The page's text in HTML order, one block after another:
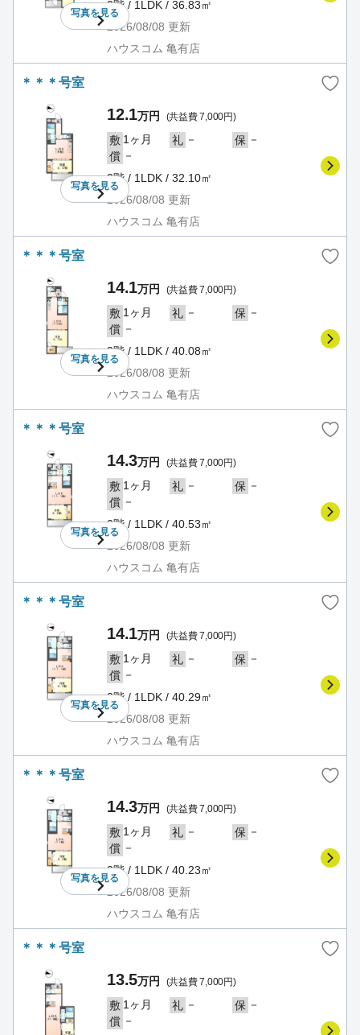
写真を見る
2階 / 1LDK / 36.83㎡
2026/08/08 更新
ハウスコム 亀有店
＊＊＊号室
写真を見る
12.1万円 (共益費 7,000円)
敷 1ヶ月 礼 － 保 －
償 －
2階 / 1LDK / 32.10㎡
2026/08/08 更新
ハウスコム 亀有店
＊＊＊号室
写真を見る
14.1万円 (共益費 7,000円)
敷 1ヶ月 礼 － 保 －
償 －
2階 / 1LDK / 40.08㎡
2026/08/08 更新
ハウスコム 亀有店
＊＊＊号室
写真を見る
14.3万円 (共益費 7,000円)
敷 1ヶ月 礼 － 保 －
償 －
2階 / 1LDK / 40.53㎡
2026/08/08 更新
ハウスコム 亀有店
＊＊＊号室
写真を見る
14.1万円 (共益費 7,000円)
敷 1ヶ月 礼 － 保 －
償 －
2階 / 1LDK / 40.29㎡
2026/08/08 更新
ハウスコム 亀有店
＊＊＊号室
写真を見る
14.3万円 (共益費 7,000円)
敷 1ヶ月 礼 － 保 －
償 －
2階 / 1LDK / 40.23㎡
2026/08/08 更新
ハウスコム 亀有店
＊＊＊号室
13.5万円 (共益費 7,000円)
敷 1ヶ月 礼 － 保 －
償 －